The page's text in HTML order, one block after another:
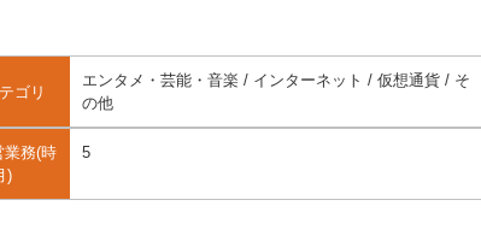
ゴリ
エンタメ・芸能・音楽 / インターネット / 仮想通貨 / そ
の他
業務(時
)
5